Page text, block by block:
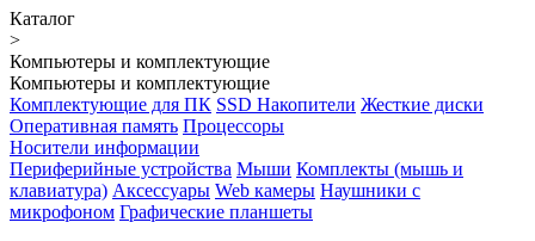
Каталог
>
Компьютеры и комплектующие
Компьютеры и комплектующие
Комплектующие для ПК SSD Накопители Жесткие диски
Оперативная память Процессоры
Носители информации
Периферийные устройства Мыши Комплекты (мышь и
клавиатура) Аксессуары Web камеры Наушники с
микрофоном Графические планшеты